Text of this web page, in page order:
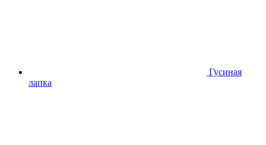
Гусиная
лапка